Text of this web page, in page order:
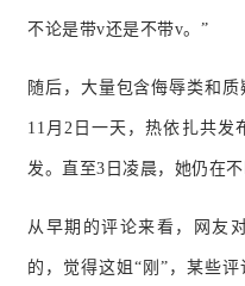
不论是带v还是不带v。 ”
随后，大量包含侮辱类和
11月2日一天，热依扎共发
发。 直至3日凌晨，她仍在不
从早期的评论来看，网友
的，觉得这姐“刚”，某些评